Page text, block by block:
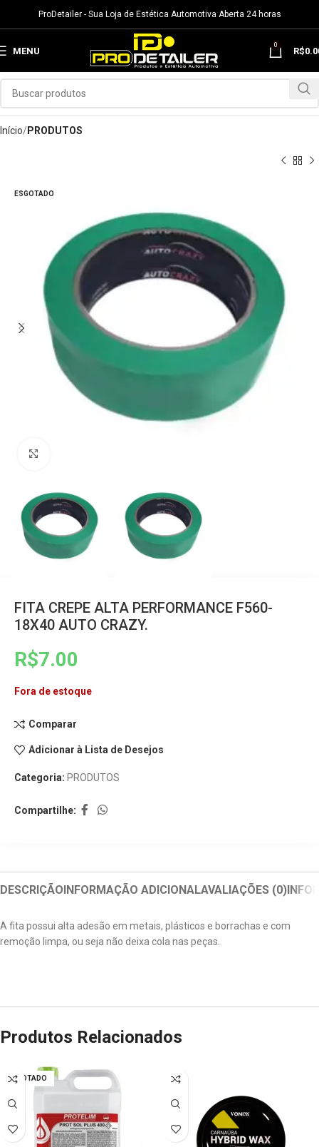
ProDetailer - Sua Loja de Estética Automotiva Aberta 24 horas
MENU
0
R$
Início PRODUTOS
ESGOTADO
FITA CREPE ALTA PERFORMANCE F560-
18X40 AUTO CRAZY.
R$7.00
Fora de estoque
Comparar
Adicionar à Lista de Desejos
Categoria: PRODUTOS
Compartilhe:
DESCRIÇÃOINFORMAÇÃO ADICIONALAVALIAÇÕES (0)
A fita possui alta adesão em metais, plásticos e borrachas e com
remoção limpa, ou seja não deixa cola nas peças.
Produtos Relacionados
ESGOTADO